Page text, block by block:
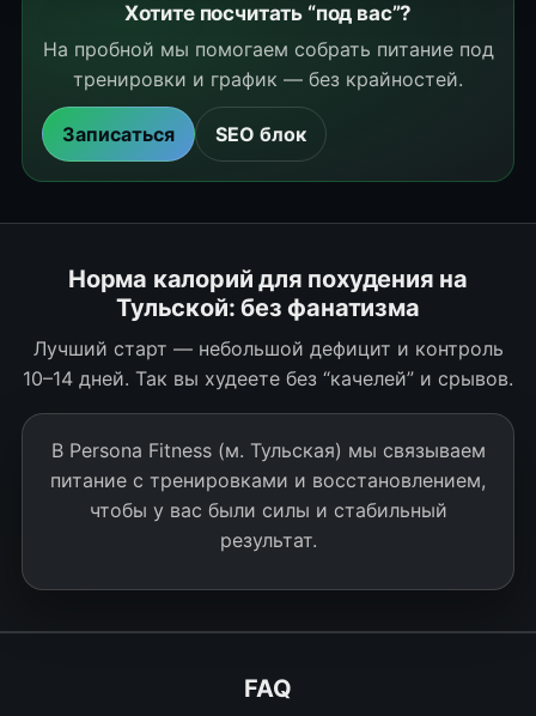
Хотите посчитать “под вас”?
На пробной мы помогаем собрать питание под
тренировки и график — без крайностей.
Записаться SEO блок
Норма калорий для похудения на
Тульской: без фанатизма
Лучший старт — небольшой дефицит и контроль
10–14 дней. Так вы худеете без “качелей” и срывов.
В Persona Fitness (м. Тульская) мы связываем
питание с тренировками и восстановлением,
чтобы у вас были силы и стабильный
результат.
FAQ